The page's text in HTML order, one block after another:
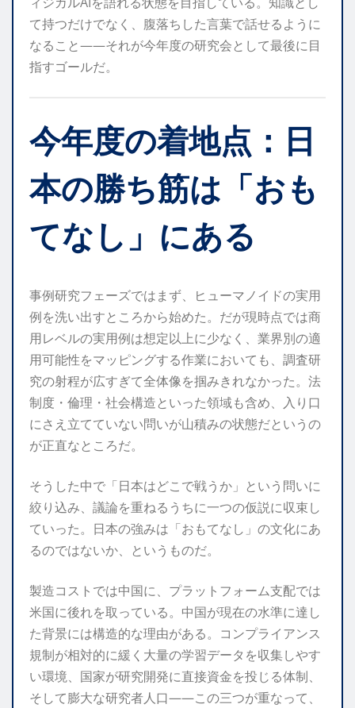
て持つだけでなく、腹落ちした言葉で話せるように
なること——それが今年度の研究会として最後に目
指すゴールだ。
今年度の着地点：日
本の勝ち筋は「おも
てなし」にある
事例研究フェーズではまず、ヒューマノイドの実用
例を洗い出すところから始めた。だが現時点では商
用レベルの実用例は想定以上に少なく、業界別の適
用可能性をマッピングする作業においても、調査研
究の射程が広すぎて全体像を掴みきれなかった。法
制度・倫理・社会構造といった領域も含め、入り口
にさえ立てていない問いが山積みの状態だというの
が正直なところだ。
そうした中で「日本はどこで戦うか」という問いに
絞り込み、議論を重ねるうちに一つの仮説に収束し
ていった。日本の強みは「おもてなし」の文化にあ
るのではないか、というものだ。
製造コストでは中国に、プラットフォーム支配では
米国に後れを取っている。中国が現在の水準に達し
た背景には構造的な理由がある。コンプライアンス
規制が相対的に緩く大量の学習データを収集しやす
い環境、国家が研究開発に直接資金を投じる体制、
そして膨大な研究者人口——この三つが重なって、